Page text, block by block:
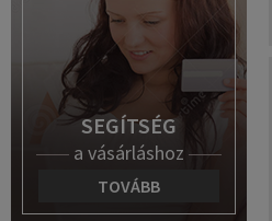
SEGÍTSÉG
a vásárláshoz
TOVÁBB